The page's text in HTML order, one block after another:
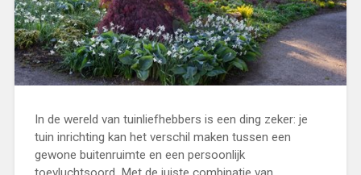
In de wereld van tuinliefhebbers is een ding zeker: je
tuin inrichting kan het verschil maken tussen een
gewone buitenruimte en een persoonlijk